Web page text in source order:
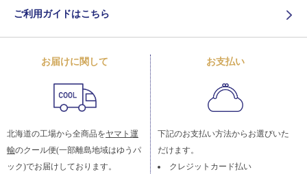
ご利用ガイドはこちら
お届けに関して
北海道の工場から全商品をヤマト運
輸のクール便(一部離島地域はゆうパ
ック)でお届けしております。
お支払い
下記のお支払い方法からお選びいた
だけます。
クレジットカード払い